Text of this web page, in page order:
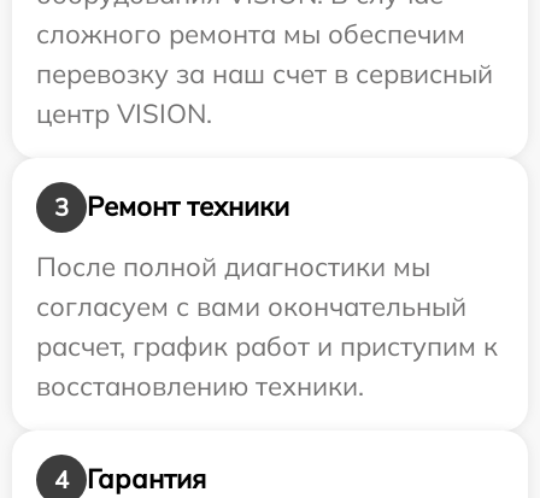
сложного ремонта мы обеспечим
перевозку за наш счет в сервисный
центр VISION.
3
Ремонт техники
После полной диагностики мы
согласуем с вами окончательный
расчет, график работ и приступим к
восстановлению техники.
4
Гарантия